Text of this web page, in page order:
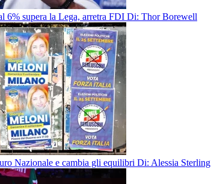
6% supera la Lega, arretra FDI Di: Thor Borewell
Nazionale e cambia gli equilibri Di: Alessia Sterling